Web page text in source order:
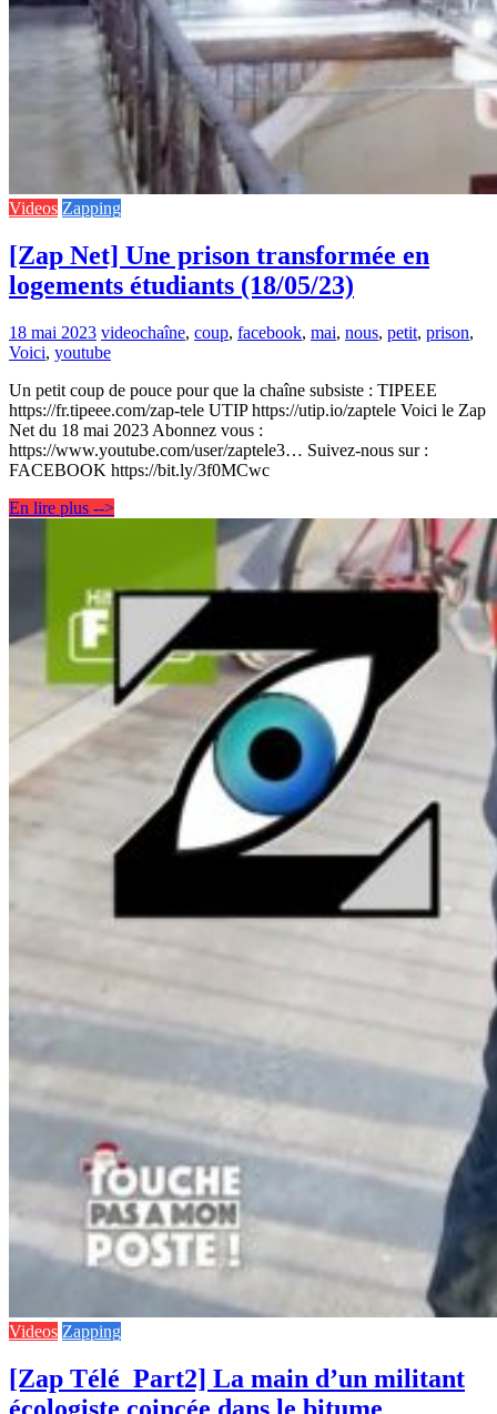
Videos Zapping
[Zap Net] Une prison transformée en
logements étudiants (18/05/23)
18 mai 2023 videochaîne, coup, facebook, mai, nous, petit, prison,
Voici, youtube
Un petit coup de pouce pour que la chaîne subsiste : TIPEEE
https://fr.tipeee.com/zap-tele UTIP https://utip.io/zaptele Voici le Zap
Net du 18 mai 2023 Abonnez vous :
https://www.youtube.com/user/zaptele3… Suivez-nous sur :
FACEBOOK https://bit.ly/3f0MCwc
En lire plus -->
Videos Zapping
[Zap Télé_Part2] La main d’un militant